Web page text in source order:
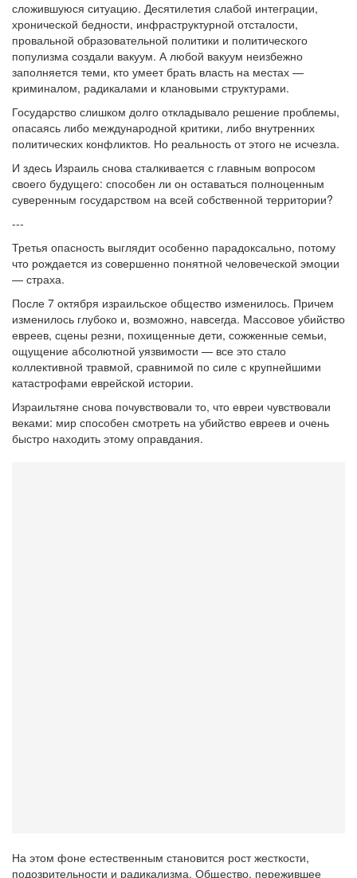
сложившуюся ситуацию. Десятилетия слабой интеграции,
хронической бедности, инфраструктурной отсталости,
провальной образовательной политики и политического
популизма создали вакуум. А любой вакуум неизбежно
заполняется теми, кто умеет брать власть на местах —
криминалом, радикалами и клановыми структурами.
Государство слишком долго откладывало решение проблемы,
опасаясь либо международной критики, либо внутренних
политических конфликтов. Но реальность от этого не исчезла.
И здесь Израиль снова сталкивается с главным вопросом
своего будущего: способен ли он оставаться полноценным
суверенным государством на всей собственной территории?
---
Третья опасность выглядит особенно парадоксально, потому
что рождается из совершенно понятной человеческой эмоции
— страха.
После 7 октября израильское общество изменилось. Причем
изменилось глубоко и, возможно, навсегда. Массовое убийство
евреев, сцены резни, похищенные дети, сожженные семьи,
ощущение абсолютной уязвимости — все это стало
коллективной травмой, сравнимой по силе с крупнейшими
катастрофами еврейской истории.
Израильтяне снова почувствовали то, что евреи чувствовали
веками: мир способен смотреть на убийство евреев и очень
быстро находить этому оправдания.
На этом фоне естественным становится рост жесткости,
подозрительности и радикализма. Общество, пережившее